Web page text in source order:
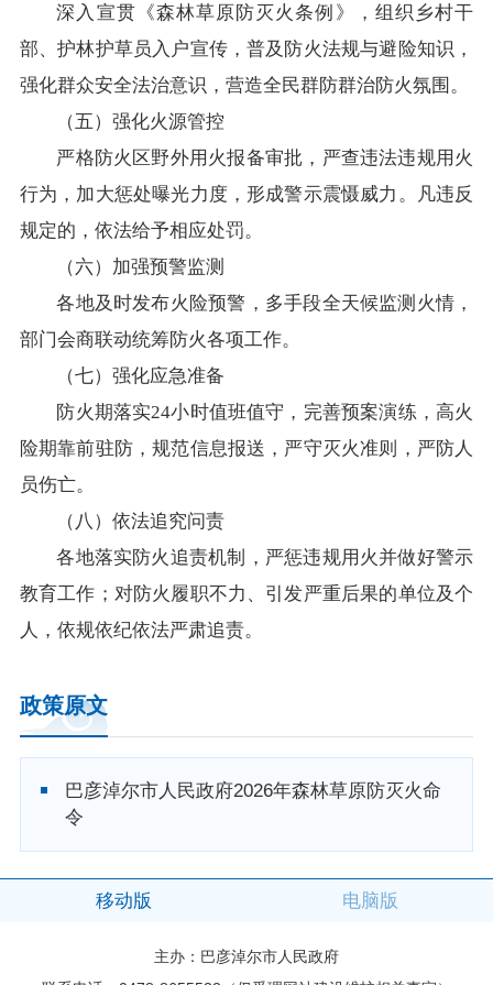
深入宣贯《森林草原防灭火条例》，组织乡村干
部、护林护草员入户宣传，普及防火法规与避险知识，
强化群众安全法治意识，营造全民群防群治防火氛围。
（五）强化火源管控
严格防火区野外用火报备审批，严查违法违规用火
行为，加大惩处曝光力度，形成警示震慑威力。凡违反
规定的，依法给予相应处罚。
（六）加强预警监测
各地及时发布火险预警，多手段全天候监测火情，
部门会商联动统筹防火各项工作。
（七）强化应急准备
防火期落实24小时值班值守，完善预案演练，高火
险期靠前驻防，规范信息报送，严守灭火准则，严防人
员伤亡。
（八）依法追究问责
各地落实防火追责机制，严惩违规用火并做好警示
教育工作；对防火履职不力、引发严重后果的单位及个
人，依规依纪依法严肃追责。
政策原文
巴彦淖尔市人民政府2026年森林草原防灭火命
令
移动版 电脑版
主办：巴彦淖尔市人民政府